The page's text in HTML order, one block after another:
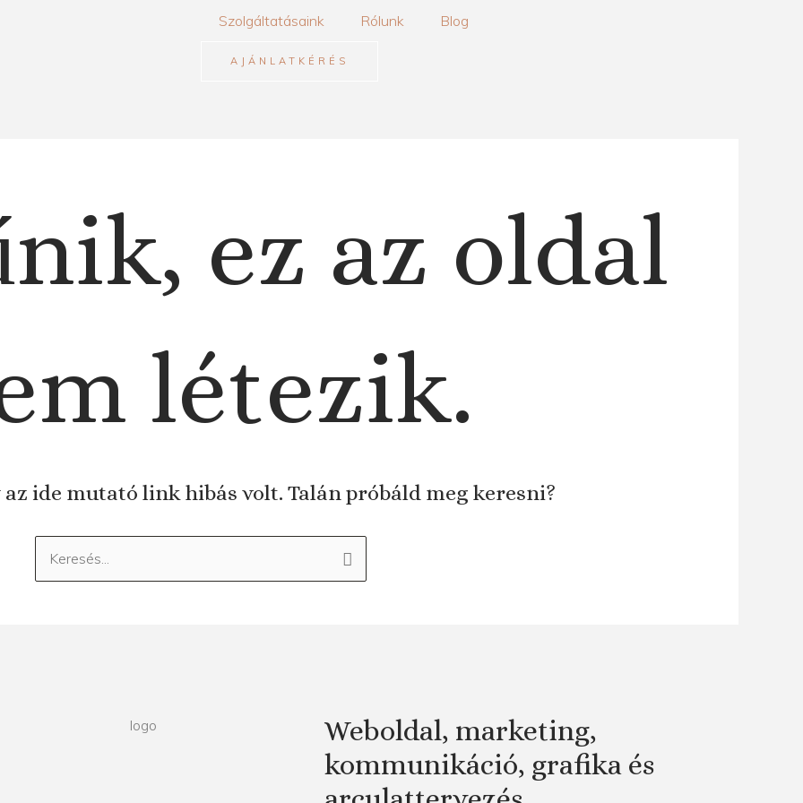
Szolgáltatásaink Rólunk Blog
AJÁNLATKÉRÉS
ez az oldal
létezik.
ide mutató link hibás volt. Talán próbáld meg keresni?
Keresés:
Weboldal, marketing,
kommunikáció, grafika és